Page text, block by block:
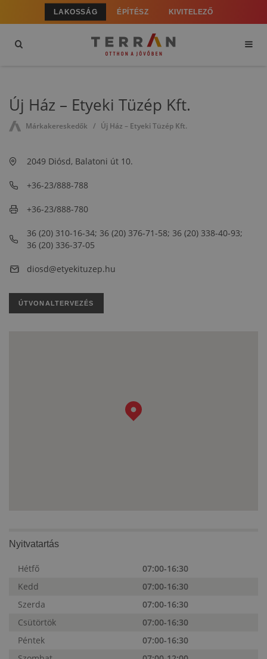
LAKOSSÁG ÉPÍTÉSZ KIVITELEZŐ
Új Ház – Etyeki Tüzép Kft.
Márkakereskedők Új Ház – Etyeki Tüzép Kft.
2049 Diósd, Balatoni út 10.
+36-23/888-788
+36-23/888-780
36 (20) 310-16-34; 36 (20) 376-71-58; 36 (20) 338-40-93;
36 (20) 336-37-05
diosd@etyekituzep.hu
ÚTVONALTERVEZÉS
Nyitvatartás
Hétfő
07:00-16:30
Kedd
07:00-16:30
Szerda
07:00-16:30
Csütörtök
07:00-16:30
Péntek
07:00-16:30